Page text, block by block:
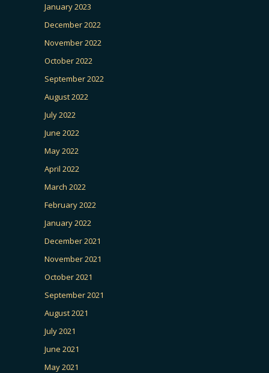
January 2023
December 2022
November 2022
October 2022
September 2022
August 2022
July 2022
June 2022
May 2022
April 2022
March 2022
February 2022
January 2022
December 2021
November 2021
October 2021
September 2021
August 2021
July 2021
June 2021
May 2021